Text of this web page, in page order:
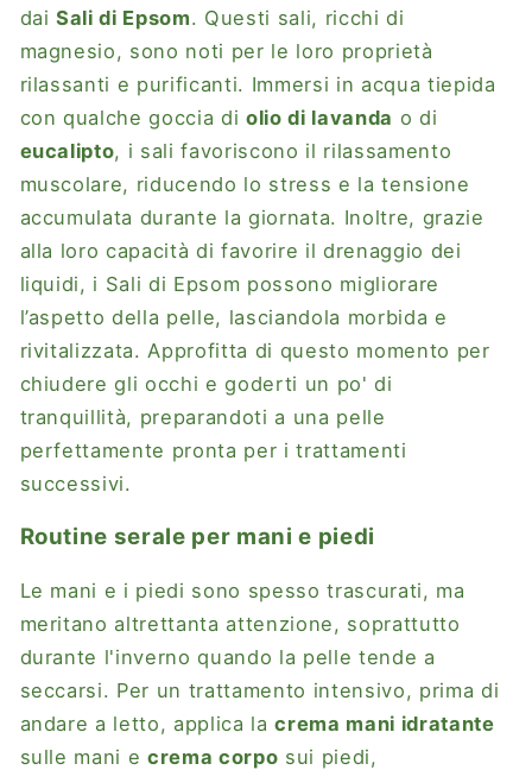
daiSali di Epsom. Questi sali, ricchi di
magnesio, sono noti per le loro proprietà
rilassanti e purificanti. Immersi in acqua tiepida
con qualche goccia diolio di lavanda o di
eucalipto, i sali favoriscono il rilassamento
muscolare, riducendo lo stress e la tensione
accumulata durante la giornata. Inoltre, grazie
alla loro capacità di favorire il drenaggio dei
liquidi, i Sali di Epsom possono migliorare
l’aspetto della pelle, lasciandola morbida e
rivitalizzata. Approfitta di questo momento per
chiudere gli occhi e goderti un po' di
tranquillità, preparandoti a una pelle
perfettamente pronta per i trattamenti
successivi.
Routine serale per mani e piedi
Le mani e i piedi sono spesso trascurati, ma
meritano altrettanta attenzione, soprattutto
durante l'inverno quando la pelle tende a
seccarsi. Per un trattamento intensivo, prima di
andare a letto, applica lacrema mani idratante
sulle mani ecrema corpo sui piedi,